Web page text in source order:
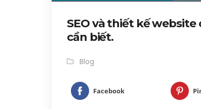
SEO và thiết kế website
cần biết.
Blog
Facebook